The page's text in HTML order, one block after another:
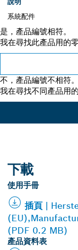
系統配件
是，產品編號相符。
我在尋找此產品用的零
不，產品編號不相符。
我在尋找不同產品用的
下載
使用手冊
插頁 |
(PDF 0.2 MB)
產品資料表